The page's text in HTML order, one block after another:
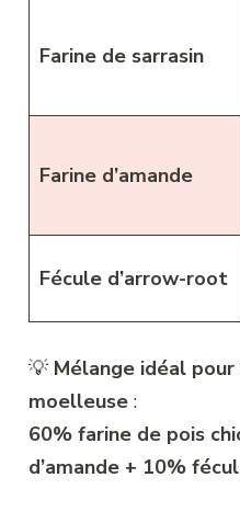
Farine de sarrasin
Farine d’amande
Fécule d’arrow-root
💡 Mélange idéal
moelleuse :
60% farine de pois
d’amande + 10%